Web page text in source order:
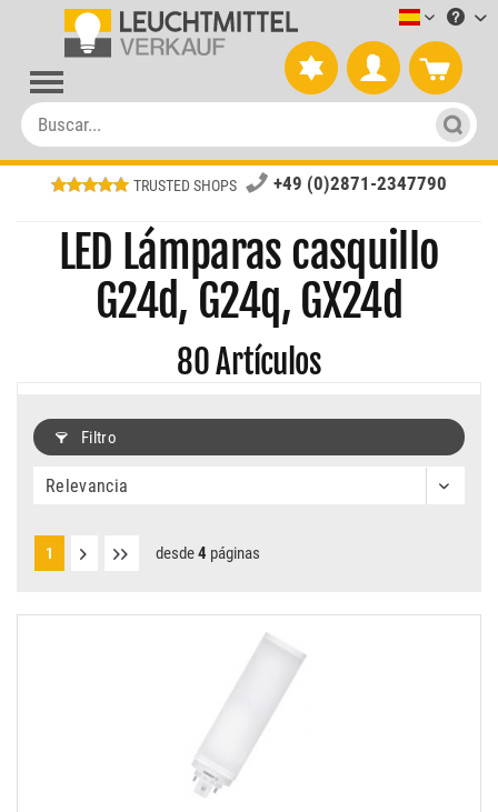
TRUSTED SHOPS +49 (0)2871-2347790
LED Lámparas casquillo
G24d, G24q, GX24d
80Artículos
Filtro
1 desde4 páginas